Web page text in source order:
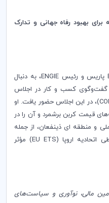
برای بهبود رفاه جهانی و تدارک
پاریس و رئیس ENGIE، به دنبال
گفت‌وگوی کسب و کار در اجلاس
)، در این اجلاس حضور یافت. او
قیمت کربن برشمرد و آن را در
و منطقه ای ذینفعان، از جمله
اروپا (EU ETS) مؤثر
مالی، نوآوری و سیاست‌های